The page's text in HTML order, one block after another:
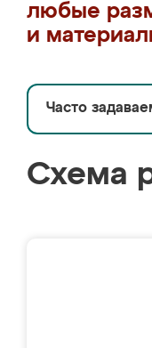
любые
и
Часто
Схема